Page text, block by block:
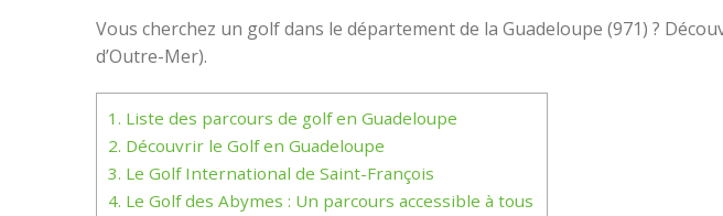
Vous cherchez un golf dans le département de la Guadeloupe (971) ?
d’Outre-Mer).
1. Liste des parcours de golf en Guadeloupe
2. Découvrir le Golf en Guadeloupe
3. Le Golf International de Saint-François
4. Le Golf des Abymes : Un parcours accessible à tous